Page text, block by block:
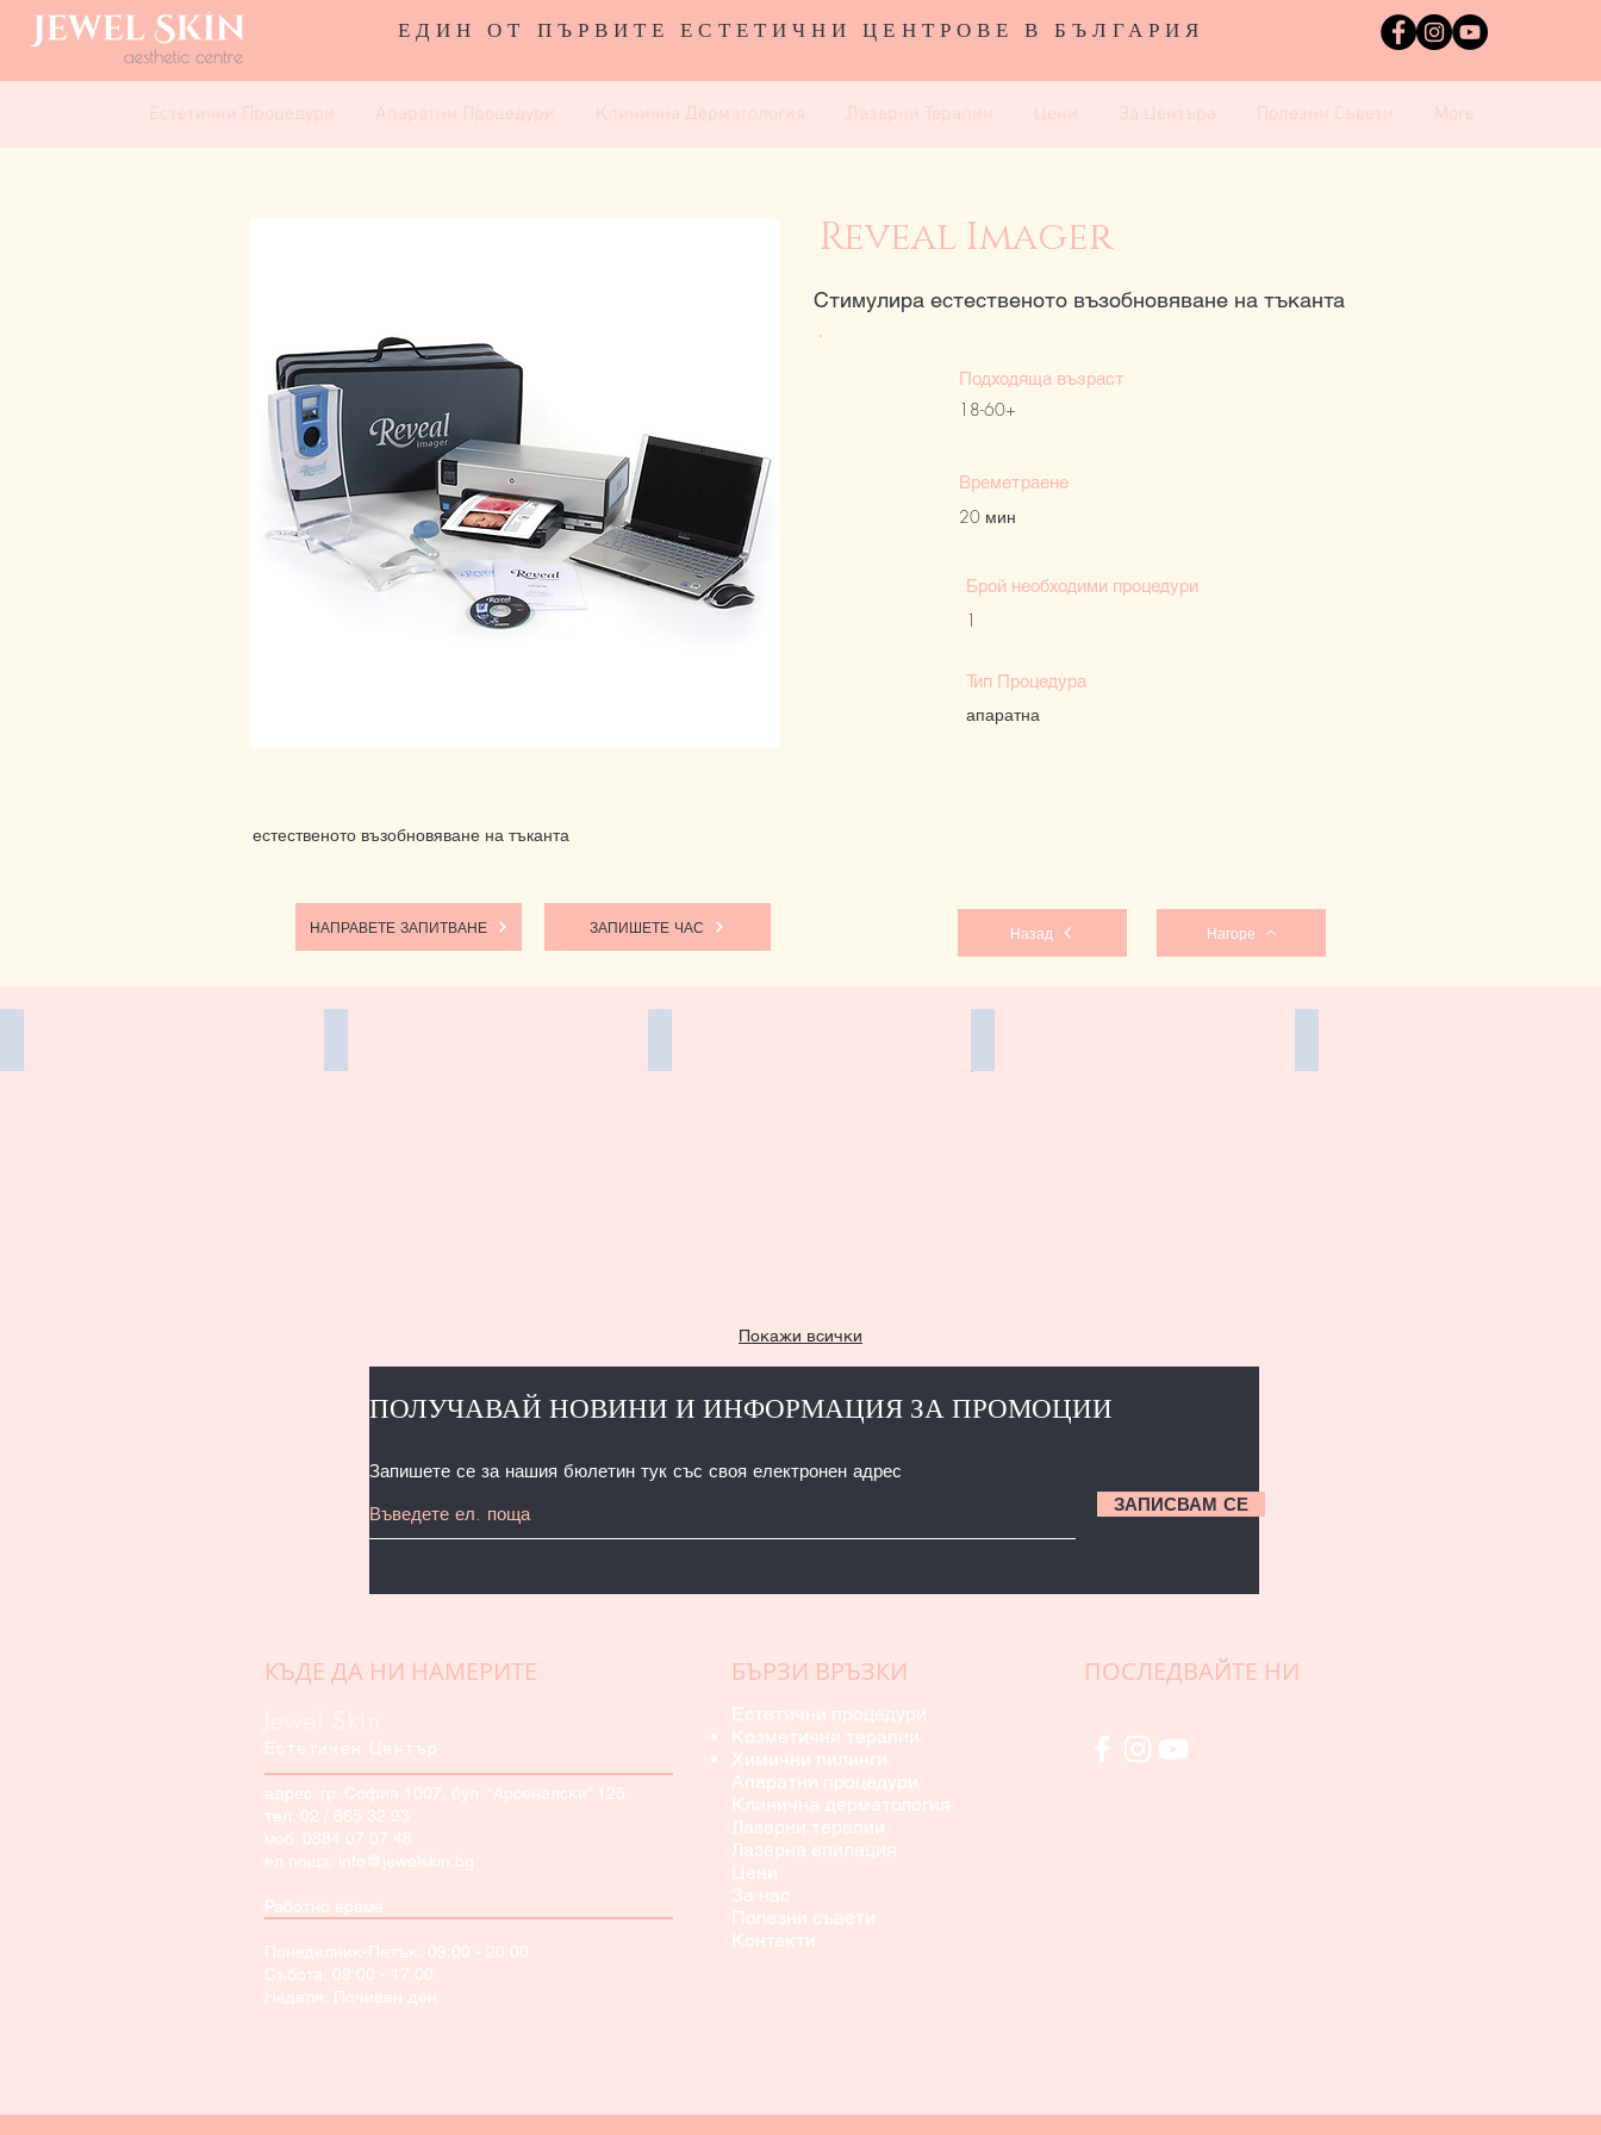
ЕДИН ОТ ПЪРВИТЕ ЕСТЕТИЧНИ ЦЕНТРОВЕ В БЪЛГАРИЯ
Естетични Процедури Апаратни Процедури Клинична Дерматология Лазерни Терапии Цени За Центъра Полезни Съвети More
Reveal Imager
Стимулира естественото възобновяване на тъканта
Подходяща възраст
18-60+
Времетраене
20 мин
Брой необходими процедури
1
Тип Процедура
апаратна
естественото възобновяване на тъканта
НАПРАВЕТЕ ЗАПИТВАНЕ ЗАПИШЕТЕ ЧАС Назад Нагоре
Покажи всички
ПОЛУЧАВАЙ НОВИНИ И ИНФОРМАЦИЯ ЗА ПРОМОЦИИ
Запишете се за нашия бюлетин тук със своя електронен адрес
ЗАПИСВАМ СЕ
КЪДЕ ДА НИ НАМЕРИТЕ
Jewel Skin
Естетичен Център
адрес: гр. София 1007, бул. “Арсеналски” 125
тел: 02 / 865 32 93
моб: 0884 07 07 48
ел поща: info@jewelskin.bg
Работно време
Понеделник-Петък: 09:00 - 20:00
Събота: 09:00 - 17:00
Неделя: Почивен ден
БЪРЗИ ВРЪЗКИ ПОСЛЕДВАЙТЕ НИ
Естетични процедури
Козметични терапии
Химични пилинги
Апаратни процедури
Клинична дерматология
Лазерни терапии
Лазерна епилация
Цени
За нас
Полезни съвети
Контакти